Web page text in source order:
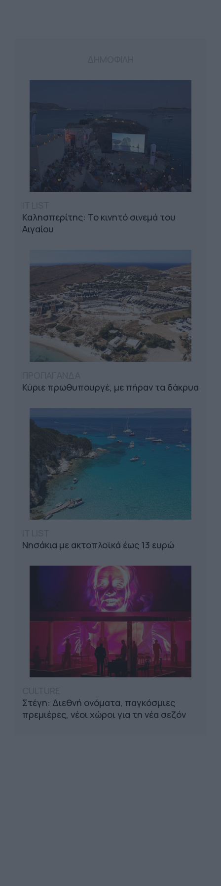
Καλησπερίτης: Το κινητό σινεμά του
Αιγαίου
Κύριε πρωθυπουργέ, με πήραν τα δάκρυα
Νησάκια με ακτοπλοϊκά έως 13 ευρώ
Στέγη: Διεθνή ονόματα, παγκόσμιες
πρεμιέρες, νέοι χώροι για τη νέα σεζόν